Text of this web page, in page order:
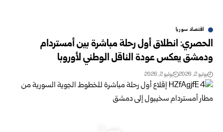
اقتصاد سوريا
الحصري: انطلاق أول رحلة مباشرة بين أمستردام
ودمشق يعكس عودة الناقل الوطني لأوروبا
يوليو 2, 2026 يوليو 2, 2026